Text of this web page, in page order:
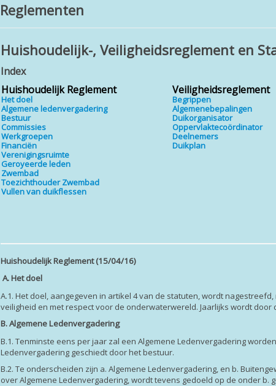
Reglementen
Huishoudelijk-, Veiligheidsreglement en
Index
Huishoudelijk Reglement
Het doel
Algemene ledenvergadering
Bestuur
Commissies
Werkgroepen
Financiën
Verenigingsruimte
Geroyeerde leden
Zwembad
Toezichthouder Zwembad
Vullen van duikflessen
Veiligheidsreglement
Begrippen
Algemenebepalingen
Duikorganisator
Oppervlaktecoördinator
Deelnemers
Duikplan
Huishoudelijk Reglement (15/04/16)
A. Het doel
A.1. Het doel, aangegeven in artikel 4 van de statuten, wordt
veiligheid en met respect voor de onderwaterwereld. Jaarlijks wordt
B. Algemene Ledenvergadering
B.1. Tenminste eens per jaar zal een Algemene Ledenvergadering
Ledenvergadering geschiedt door het bestuur.
B.2. Te onderscheiden zijn a. Algemene Ledenvergadering, en b.
over Algemene Ledenvergadering, wordt tevens gedoeld op de onder b.